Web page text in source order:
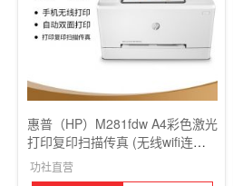
惠普（HP）M281fdw A4彩色激光
打印复印扫描传真 (无线wifi连接/
双面打印/远程打印)
功社直营